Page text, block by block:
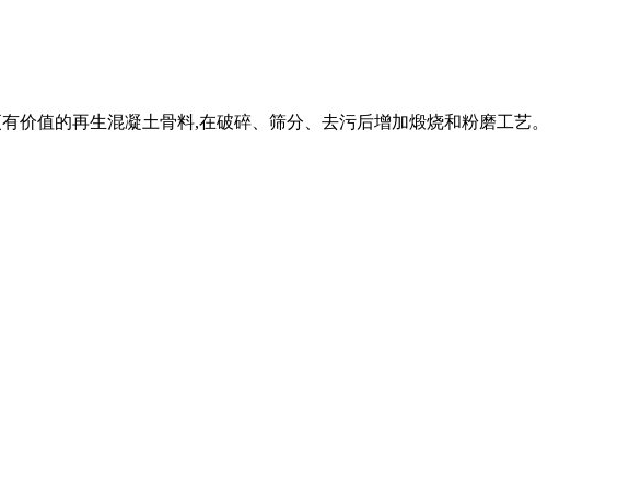
值的再生混凝土骨料,在破碎、筛分、去污后增加煅烧和粉磨工艺。